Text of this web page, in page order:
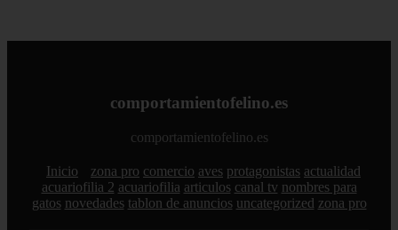
comportamientofelino.es
comportamientofelino.es
Inicio zona pro comercio aves protagonistas actualidad
acuariofilia 2 acuariofilia articulos canal tv nombres para
gatos novedades tablon de anuncios uncategorized zona pro